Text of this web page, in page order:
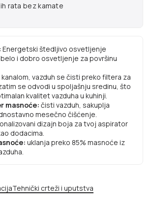
rata bez kamate
Energetski štedljivo osvetljenje
i dobro osvetljenje za površinu
kanalom, vazduh se čisti preko filtera za
se odvodi u spoljašnju sredinu, što
kvalitet vazduha u kuhinji.
masnoće: čisti vazduh, sakuplja
mesečno čišćenje.
dizajn boja za tvoj aspirator
dodacima.
uklanja preko 85% masnoće iz
Tehnički crteži i uputstva